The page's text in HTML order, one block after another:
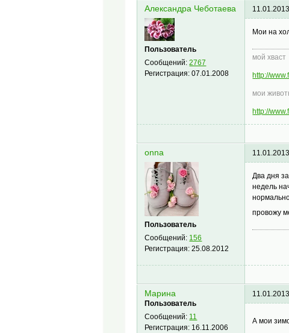
Александра Чеботаева
Пользователь
Сообщений:2767
Регистрация:07.01.2008
Мои на
мой хваст
http://
мои
http://
onna
Пользователь
Сообщений: 156
Регистрация:25.08.2012
Два дня
недель
провожу
Марина
Пользователь
Сообщений: 11
Регистрация: 16.11.2006
А мои